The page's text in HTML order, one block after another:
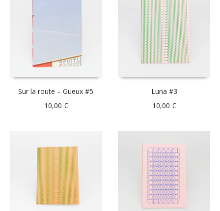
Sur la route – Gueux #5
10,00 €
Luna #3
10,00€